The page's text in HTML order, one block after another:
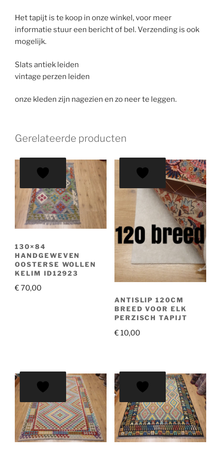
Het tapijt is te koop in onze winkel, voor meer
informatie stuur een bericht of bel. Verzending is ook
mogelijk.
Slats antiek leiden
vintage perzen leiden
onze kleden zijn nagezien en zo neer te leggen.
Gerelateerde producten
130×84
HANDGEWEVEN
OOSTERSE WOLLEN
KELIM ID12923
€70,00
ANTISLIP 120CM
BREED VOOR ELK
PERZISCH TAPIJT
€10,00